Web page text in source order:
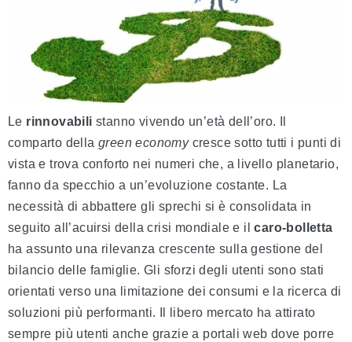
Le rinnovabili stanno vivendo un’età dell’oro. Il
comparto dellagreen economycresce sotto tutti i punti di
vista e trova conforto nei numeri che, a livello planetario,
fanno da specchio a un’evoluzione costante. La
necessità di abbattere gli sprechi si è consolidata in
seguito all’acuirsi della crisi mondiale e ilcaro-bolletta
ha assunto una rilevanza crescente sulla gestione del
bilancio delle famiglie. Gli sforzi degli utenti sono stati
orientati verso una limitazione dei consumi e la ricerca di
soluzioni più performanti. Il libero mercato ha attirato
sempre più utenti anche grazie a portali web dove porre